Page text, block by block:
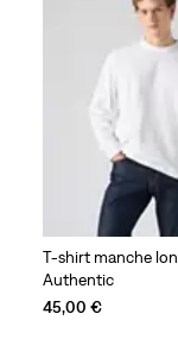
T-shirt manche
Authentic
45,00 €